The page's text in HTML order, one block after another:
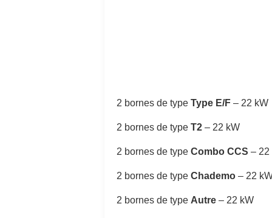
2 bornes de type Type E/F – 22 kW
2 bornes de type T2 – 22 kW
2 bornes de type Combo CCS – 22
2 bornes de type Chademo – 22
2 bornes de type Autre – 22 kW